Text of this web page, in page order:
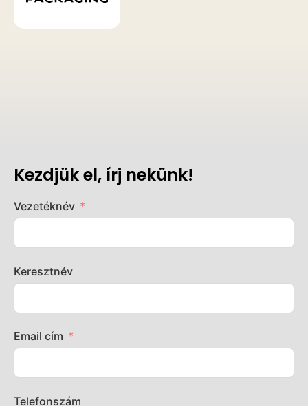
Kezdjük el, írj nekünk!
Vezetéknév
Keresztnév
Email cím
Telefonszám